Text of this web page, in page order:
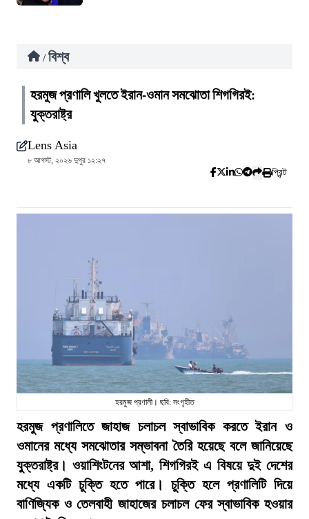
/ বিশ্ব
হরমুজ প্রণালি খুলতে ইরান-ওমান সমঝোতা শিগগিরই:
যুক্তরাষ্ট্র
Lens Asia
৮ আগস্ট, ২০২৬ দুপুর ১২:২৭
প্রিন্ট
হরমুজ প্রণালী। ছবি: সংগৃহীত
হরমুজ প্রণালিতে জাহাজ চলাচল স্বাভাবিক করতে ইরান ও
ওমানের মধ্যে সমঝোতার সম্ভাবনা তৈরি হয়েছে বলে জানিয়েছে
যুক্তরাষ্ট্র। ওয়াশিংটনের আশা, শিগগিরই এ বিষয়ে দুই দেশের
মধ্যে একটি চুক্তি হতে পারে। চুক্তি হলে প্রণালিটি দিয়ে
বাণিজ্যিক ও তেলবাহী জাহাজের চলাচল ফের স্বাভাবিক হওয়ার